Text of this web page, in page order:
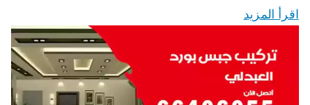
اقرأ المزيد